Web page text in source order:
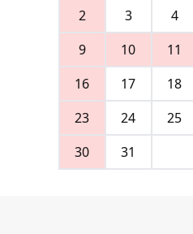
2
3 4
9
10 11
16
17 18
23
24 25
30
31